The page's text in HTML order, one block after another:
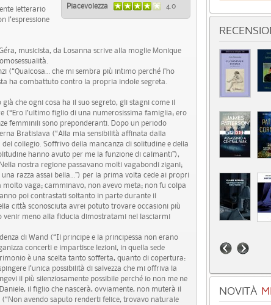
Piacevolezza
4.0
letterario
l’espressione
musicista, da Losanna scrive alla moglie Monique
(“Qualcosa… che mi sembra più intimo perché l’ho
ha combattuto contro la propria indole segreta.
che ogni cosa ha il suo segreto, gli stagni come il
(“Ero l’ultimo figlio di una numerosissima famiglia; ero
femminili sono preponderanti. Dopo un periodo
Bratislava (“Alla mia sensibilità affinata dalla
collegio. Soffrivo della mancanza di solitudine e della
hanno avuto per me la funzione di calmanti”),
nostra regione passavano molti vagabondi zigani;
razza assai bella…”) per la prima volta cede ai propri
vaga; camminavo, non avevo meta; non fu colpa
poi contrastati soltanto in parte durante il
città sconosciuta avrei potuto trovare occasioni più
meno alla fiducia dimostratami nel lasciarmi
di Wand (“Il principe e la principessa non erano
concerti e impartisce lezioni, in quella sede
è una scelta tanto sofferta, quanto di copertura:
l’unica possibilità di salvezza che mi offriva la
il più silenziosamente possibile perché io non me ne
il figlio che nascerà, ovviamente, non muterà il
avendo saputo renderti felice, trovavo naturale
NOVITÀ